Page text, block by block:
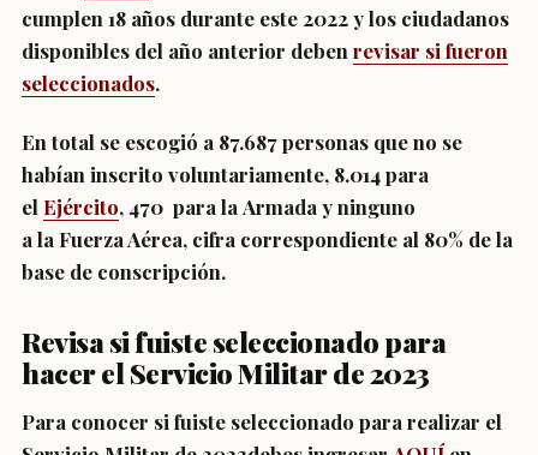
cumplen 18 años durante este 2022 y los ciudadanos
disponibles del año anterior deben revisar si fueron
seleccionados.
En total se escogió a 87.687 personas que no se
habían inscrito voluntariamente, 8.014 para
el Ejército, 470 para la Armada y ninguno
a la Fuerza Aérea, cifra correspondiente al 80% de la
base de conscripción.
Revisa si fuiste seleccionado para
hacer el Servicio Militar de 2023
Para conocer si fuiste seleccionado para realizar el